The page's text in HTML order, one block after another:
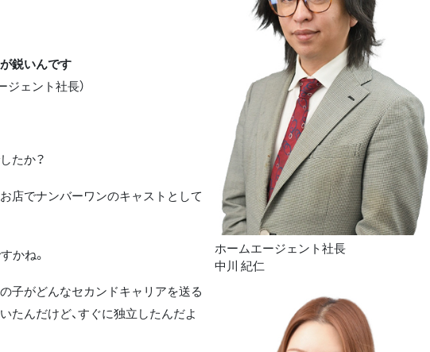
鋭いんです
ジェント社長）
たか？
店でナンバーワンのキャストとして
かね。
子がどんなセカンドキャリアを送る
たんだけど、すぐに独立したんだよ
ホームエージェント社長
中川 紀仁